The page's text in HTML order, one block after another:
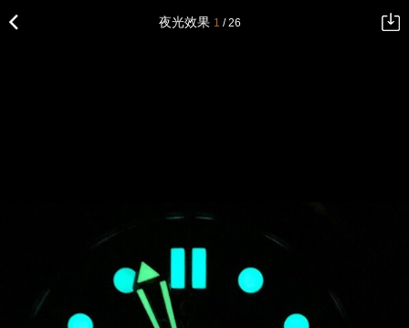
夜光效果 1 / 26